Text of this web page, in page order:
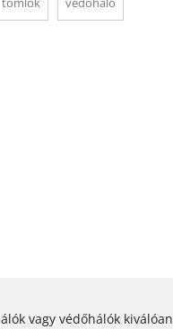
vagy védőhálók kiválóan